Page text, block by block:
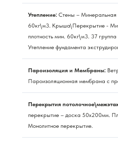
Утепление: Стены – Минеральная
60кг\м3. Крыша\Перекрытие -
плотность мин. 60кг\м3. 37 группа
Утепление фундамента
Пароизоляция и Мембраны:
Пароизоляционная мембрана с
Перекрытия
перекрытие – доска 50х200мм.
Монолитное перекрытие.